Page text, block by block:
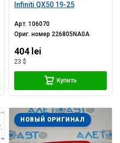
Infiniti QX50 19-25
Арт.106070
Ориг. номер 226805NA0A
404 lei
23 $
Купить
НОВЫЙ ОРИГИНАЛ